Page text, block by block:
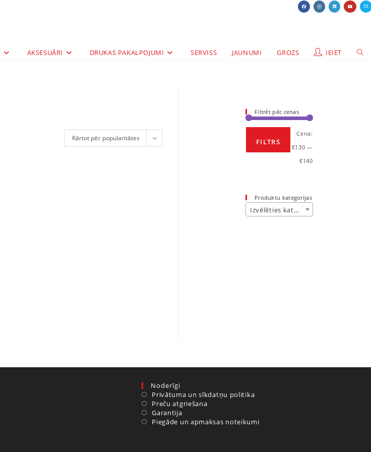
AKSESUĀRI DRUKAS PAKALPOJUMI SERVISS JAUNUMI GROZS IEIET
Kārtot pēc popularitātes
Filtrēt pēc cenas
FILTRS
Cena:
€130 —
€140
Produktu kategorijas
Izvēlēties kategoriju
Noderīgi
Privātuma un sīkdatņu politika
Preču atgriešana
Garantija
Piegāde un apmaksas noteikumi